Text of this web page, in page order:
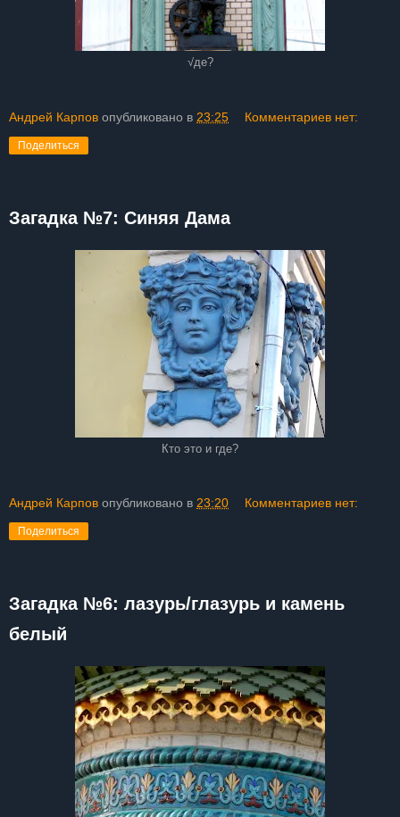
√де?
Андрей Карпов опубликовано в 23:25 Комментариев нет:
Поделиться
Загадка №7: Синяя Дама
Кто это и где?
Андрей Карпов опубликовано в 23:20 Комментариев нет:
Поделиться
Загадка №6: лазурь/глазурь и камень
белый